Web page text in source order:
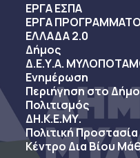
ΕΡΓΑ ΕΣΠΑ
ΕΡΓΑ
ΕΛΛΑΔΑ 2.0
Δήμος
Δ.Ε.Υ.Α.
Ενημέρωση
Περιήγηση στο Δήμο
Πολιτισμός
ΔΗ.Κ.Ε.ΜΥ.
Πολιτική Προστασία
Κέντρο Δια Βίου